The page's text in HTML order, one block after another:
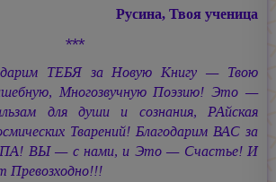
Русина, Твоя ученица
***
ТЕБЯ за Новую Книгу — Твою
Многозвучную Поэзию! Это —
для души и сознания, РАйская
Тварений! Благодарим ВАС за
ВЫ — с нами, и Это — Счастье! И
Превозходно!!!